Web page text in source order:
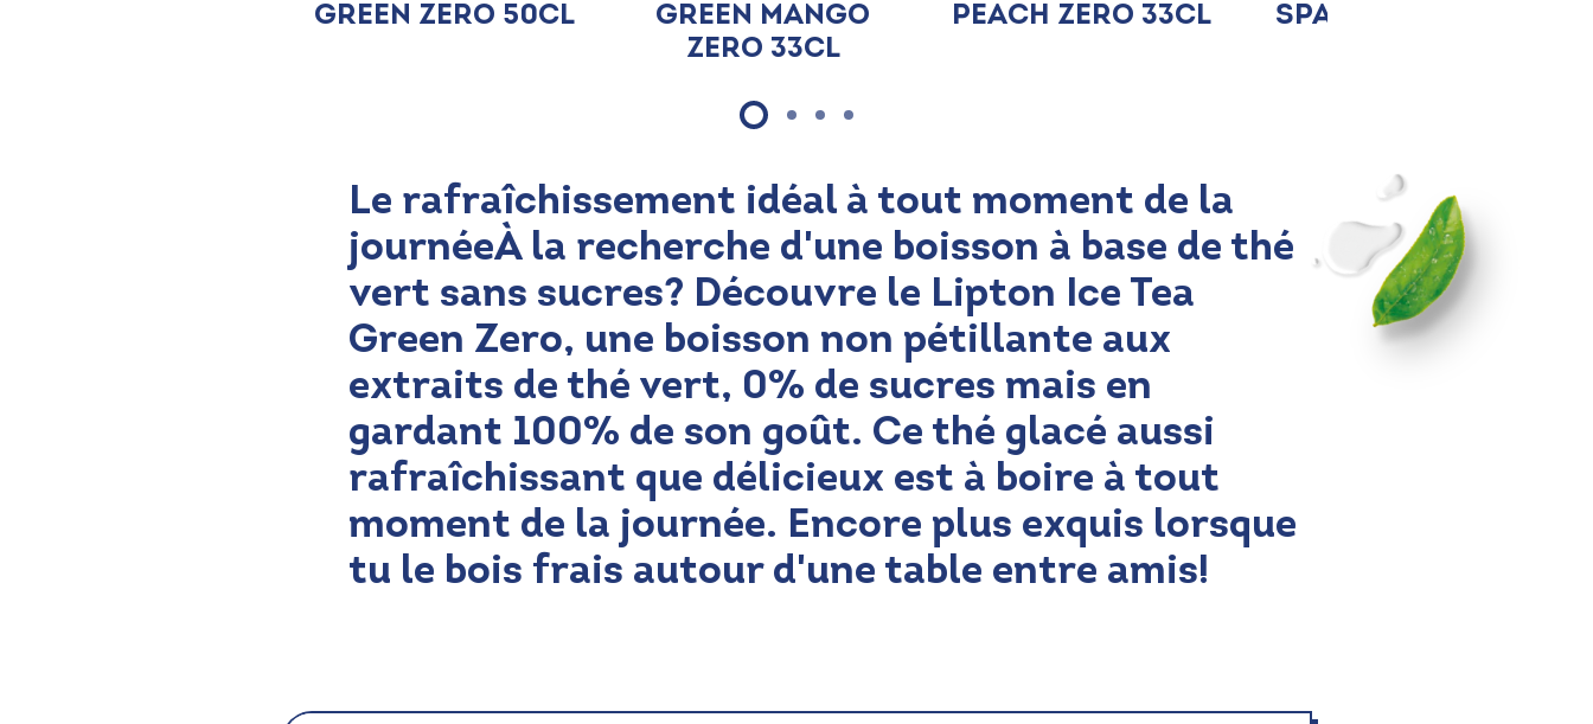
Green Zero 50cl
Green Mango
Zero 33cl
Peach Zero 33cl
Sparkling Zero
Le rafraîchissement idéal à tout moment de la
journéeÀ la recherche d'une boisson à base de thé
vert sans sucres? Découvre le Lipton Ice Tea
Green Zero, une boisson non pétillante aux
extraits de thé vert, 0% de sucres mais en
gardant 100% de son goût. Ce thé glacé aussi
rafraîchissant que délicieux est à boire à tout
moment de la journée. Encore plus exquis lorsque
tu le bois frais autour d'une table entre amis!